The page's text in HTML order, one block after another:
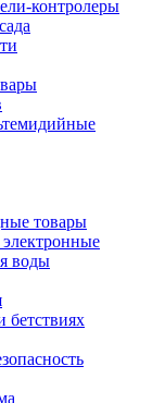
контролеры
товары
воды
бетствиях